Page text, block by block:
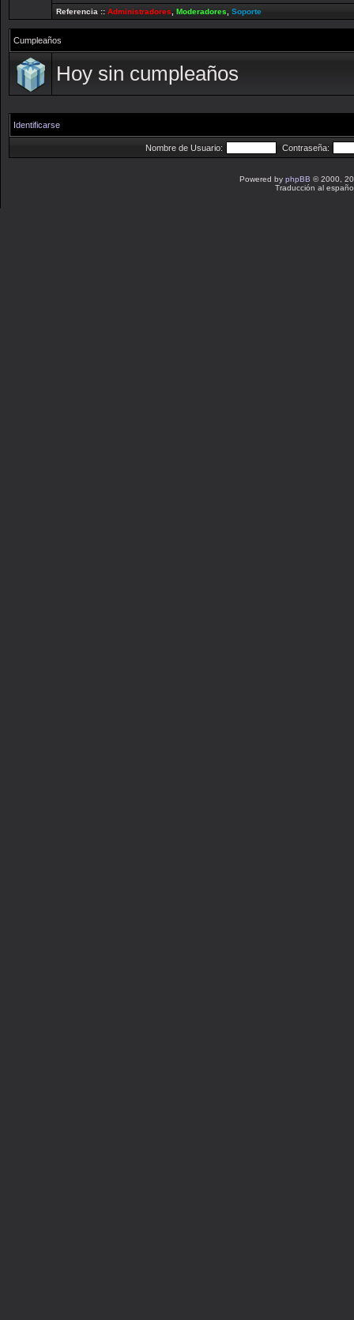
Referencia :: Administradores Moderadores Soporte
Cumpleaños
Hoy sin cumpleaños
Identificarse
Nombre de Usuario: Contraseña:
Powered by phpBB © 2000,
Traducción al